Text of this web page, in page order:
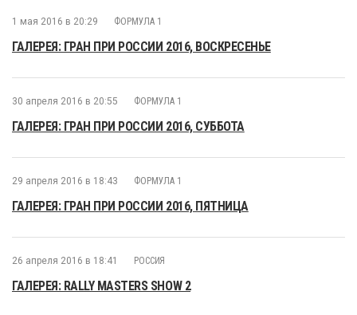
1 мая 2016 в 20:29 ФОРМУЛА 1
ГАЛЕРЕЯ: ГРАН ПРИ РОССИИ 2016, ВОСКРЕСЕНЬЕ
30 апреля 2016 в 20:55 ФОРМУЛА 1
ГАЛЕРЕЯ: ГРАН ПРИ РОССИИ 2016, СУББОТА
29 апреля 2016 в 18:43 ФОРМУЛА 1
ГАЛЕРЕЯ: ГРАН ПРИ РОССИИ 2016, ПЯТНИЦА
26 апреля 2016 в 18:41 РОССИЯ
ГАЛЕРЕЯ: RALLY MASTERS SHOW 2